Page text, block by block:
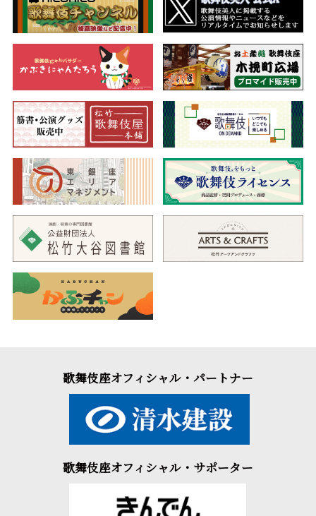
歌舞伎座オフィシャル・パートナー
歌舞伎座オフィシャル・サポーター